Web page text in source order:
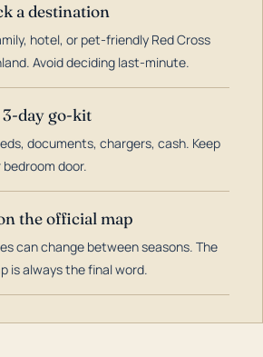
a destination
hotel, or pet-friendly Red Cross
Avoid deciding last-minute.
3-day go-kit
documents, chargers, cash. Keep
bedroom door.
the official map
can change between seasons. The
is always the final word.